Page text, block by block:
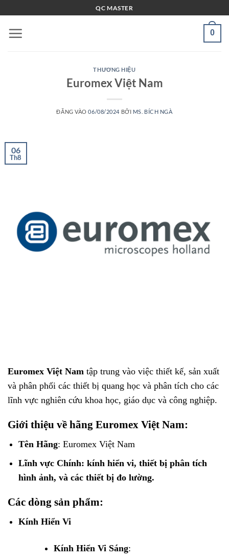
qua
nội
QC MASTER
0
THƯƠNG HIỆU
Euromex Việt Nam
ĐĂNG VÀO06/08/2024 BỞI MS. BÍCH NGÀ
06
Th8
Euromex Việt Nam tập trung vào việc thiết kế, sản xuất
và phân phối các thiết bị quang học và phân tích cho các
lĩnh vực nghiên cứu khoa học, giáo dục và công nghiệp.
Giới thiệu về hãng Euromex Việt Nam:
Tên Hãng: Euromex Việt Nam
Lĩnh vực Chính: kính hiển vi, thiết bị phân tích
hình ảnh, và các thiết bị đo lường.
Các dòng sản phẩm:
Kính Hiển Vi
Kính Hiển Vi Sáng: